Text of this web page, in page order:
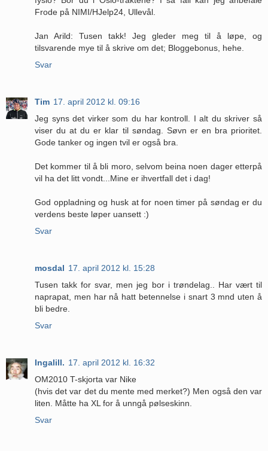
Frode på NIMI/HJelp24, Ullevål.
Jan Arild: Tusen takk! Jeg gleder meg til å løpe, og
tilsvarende mye til å skrive om det; Bloggebonus, hehe.
Svar
Tim 17. april 2012 kl. 09:16
Jeg syns det virker som du har kontroll. I alt du skriver så
viser du at du er klar til søndag. Søvn er en bra prioritet.
Gode tanker og ingen tvil er også bra.
Det kommer til å bli moro, selvom beina noen dager etterpå
vil ha det litt vondt...Mine er ihvertfall det i dag!
God oppladning og husk at for noen timer på søndag er du
verdens beste løper uansett :)
Svar
mosdal 17. april 2012 kl. 15:28
Tusen takk for svar, men jeg bor i trøndelag.. Har vært til
naprapat, men har nå hatt betennelse i snart 3 mnd uten å
bli bedre.
Svar
Ingalill. 17. april 2012 kl. 16:32
OM2010 T-skjorta var Nike
(hvis det var det du mente med merket?) Men også den var
liten. Måtte ha XL for å unngå pølseskinn.
Svar